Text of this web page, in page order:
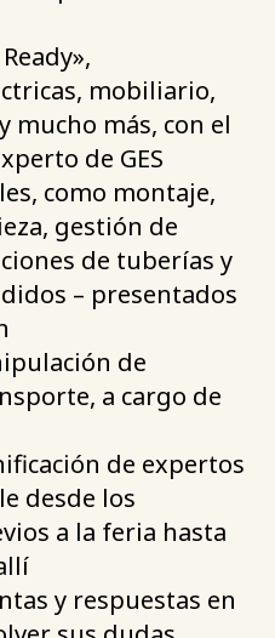
mobiliario,
mucho más, con el
de GES
como montaje,
gestión de
de tuberías y
– presentados
de
a cargo de
de expertos
desde los
a la feria hasta
y respuestas en